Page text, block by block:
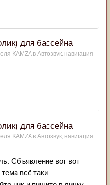
для бассейна
KAMZAв Автозвук, навигация,
для бассейна
KAMZAв Автозвук, навигация,
Объявление вот вот
всё таки